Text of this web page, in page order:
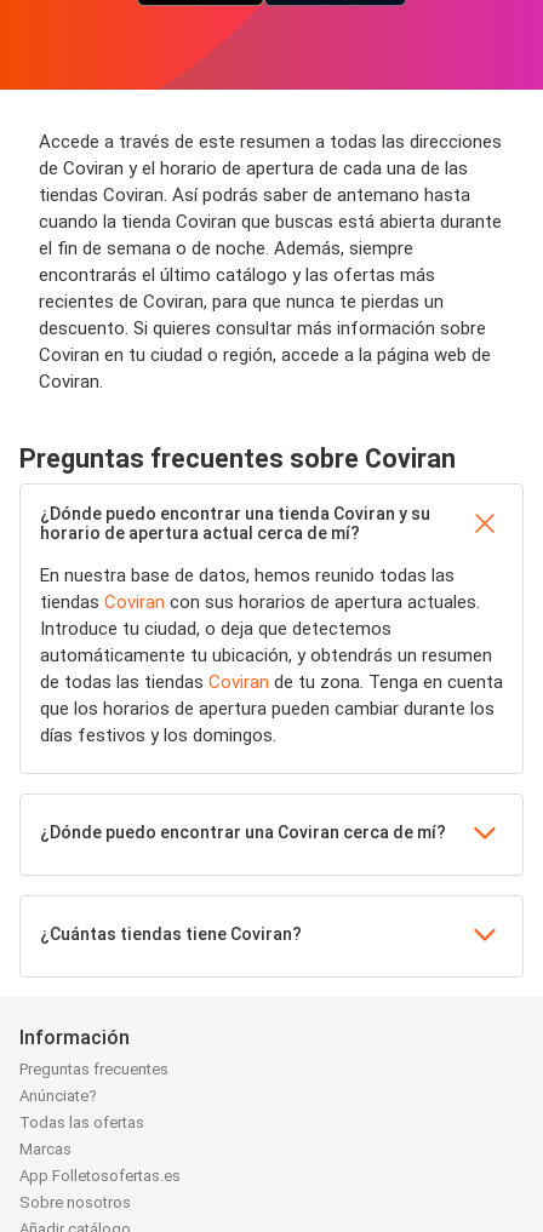
Accede a través de este resumen a todas las direcciones
de Coviran y el horario de apertura de cada una de las
tiendas Coviran. Así podrás saber de antemano hasta
cuando la tienda Coviran que buscas está abierta durante
el fin de semana o de noche. Además, siempre
encontrarás el último catálogo y las ofertas más
recientes de Coviran, para que nunca te pierdas un
descuento. Si quieres consultar más información sobre
Coviran en tu ciudad o región, accede a la página web de
Coviran.
Preguntas frecuentes sobre Coviran
¿Dónde puedo encontrar una tienda Coviran y su
horario de apertura actual cerca de mí?
En nuestra base de datos, hemos reunido todas las
tiendas Coviran con sus horarios de apertura actuales.
Introduce tu ciudad, o deja que detectemos
automáticamente tu ubicación, y obtendrás un resumen
de todas las tiendas Coviran de tu zona. Tenga en cuenta
que los horarios de apertura pueden cambiar durante los
días festivos y los domingos.
¿Dónde puedo encontrar una Coviran cerca de mí?
¿Cuántas tiendas tiene Coviran?
Información
Preguntas frecuentes
Anúnciate?
Todas las ofertas
Marcas
App Folletosofertas.es
Sobre nosotros